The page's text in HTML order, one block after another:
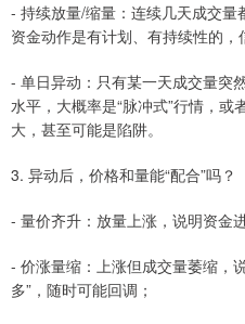
- 持续放量/缩量：连续几天成交
资金动作是有计划、有持续性的，
- 单日异动：只有某一天成交量突
水平，大概率是“脉冲式”行情，或
大，甚至可能是陷阱。
3. 异动后，价格和量能“配合”吗？
- 量价齐升：放量上涨，说明资金
- 价涨量缩：上涨但成交量萎缩，
多”，随时可能回调；